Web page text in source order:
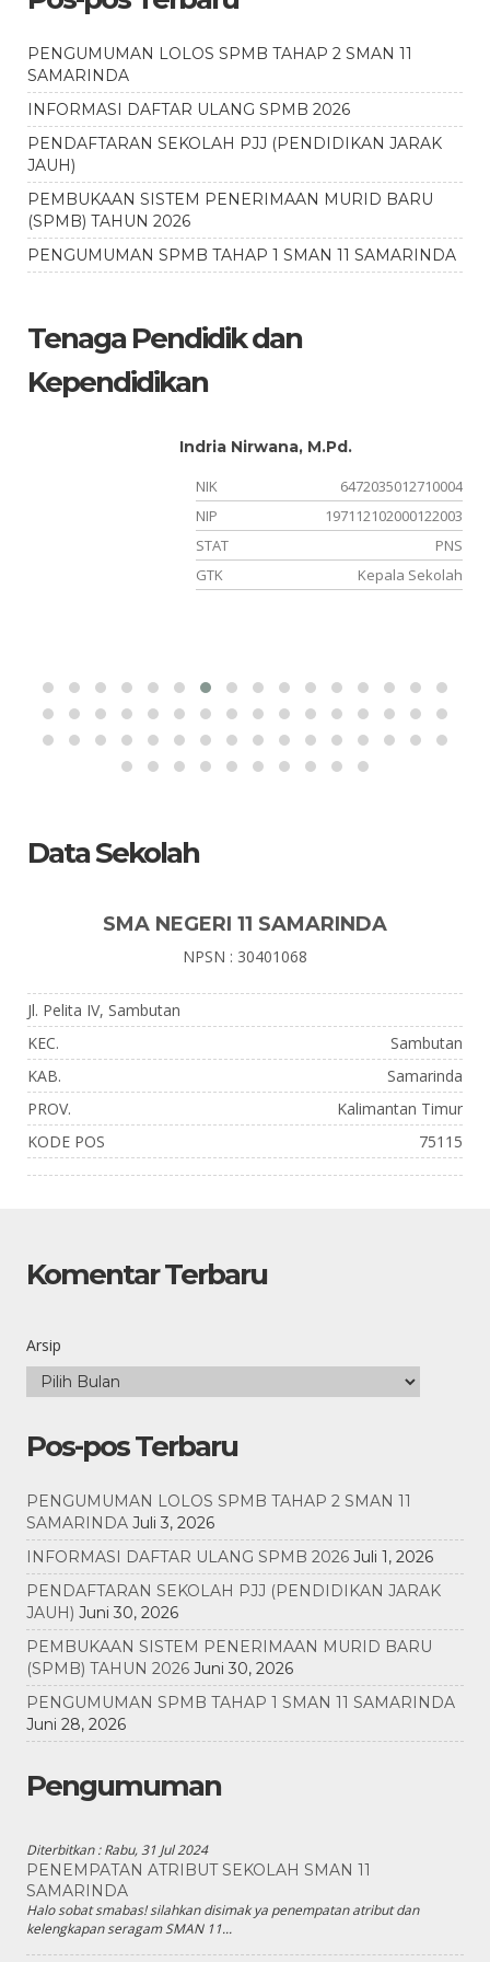
PENGUMUMAN LOLOS SPMB TAHAP 2 SMAN 11
SAMARINDA
INFORMASI DAFTAR ULANG SPMB 2026
PENDAFTARAN SEKOLAH PJJ (PENDIDIKAN JARAK
JAUH)
PEMBUKAAN SISTEM PENERIMAAN MURID BARU
(SPMB) TAHUN 2026
PENGUMUMAN SPMB TAHAP 1 SMAN 11 SAMARINDA
Tenaga Pendidik dan
Kependidikan
Indria Nirwana, M.Pd.
NIK
6472035012710004
NIP
197112102000122003
STAT
PNS
GTK
Kepala Sekolah
Data Sekolah
SMA NEGERI 11 SAMARINDA
NPSN : 30401068
Jl. Pelita IV, Sambutan
KEC.
Sambutan
KAB.
Samarinda
PROV.
Kalimantan Timur
KODE POS
75115
Komentar Terbaru
Arsip
Pos-pos Terbaru
PENGUMUMAN LOLOS SPMB TAHAP 2 SMAN 11
SAMARINDA Juli 3, 2026
INFORMASI DAFTAR ULANG SPMB 2026 Juli 1, 2026
PENDAFTARAN SEKOLAH PJJ (PENDIDIKAN JARAK
JAUH) Juni 30, 2026
PEMBUKAAN SISTEM PENERIMAAN MURID BARU
(SPMB) TAHUN 2026 Juni 30, 2026
PENGUMUMAN SPMB TAHAP 1 SMAN 11 SAMARINDA
Juni 28, 2026
Pengumuman
Diterbitkan :Rabu, 31 Jul 2024
PENEMPATAN ATRIBUT SEKOLAH SMAN 11
SAMARINDA
Halo sobat smabas! silahkan disimak ya penempatan atribut dan
kelengkapan seragam SMAN 11...